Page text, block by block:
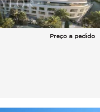
Preço a pedido